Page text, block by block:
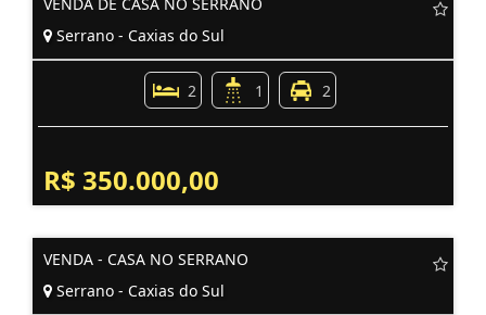
Serrano - Caxias do Sul
2 1 2
R$ 350.000,00
VENDA - CASA NO SERRANO
Serrano - Caxias do Sul